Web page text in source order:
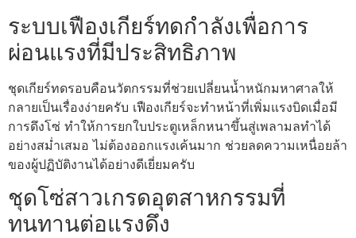
ระบบเฟืองเกียร์ทดกำลังเพื่อการ
ผ่อนแรงที่มีประสิทธิภาพ
ชุดเกียร์ทดรอบคือนวัตกรรมที่ช่วยเปลี่ยนน้ำหนักมหาศาลให้
กลายเป็นเรื่องง่ายครับ เฟืองเกียร์จะทำหน้าที่เพิ่มแรงบิดเมื่อมี
การดึงโซ่ ทำให้การยกใบประตูเหล็กหนาขึ้นสู่เพลามลทำได้
อย่างสม่ำเสมอ ไม่ต้องออกแรงเค้นมาก ช่วยลดความเหนื่อยล้า
ของผู้ปฏิบัติงานได้อย่างดีเยี่ยมครับ
ชุดโซ่สาวเกรดอุตสาหกรรมที่
ทนทานต่อแรงดึง